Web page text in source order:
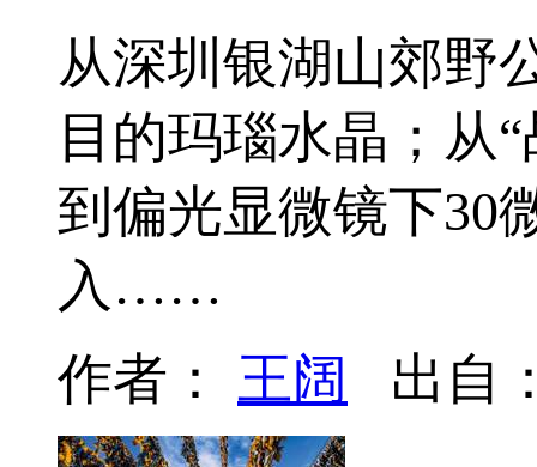
从深圳银湖山郊野
目的玛瑙水晶；从
到偏光显微镜下
入……
作者： 王阔 出自